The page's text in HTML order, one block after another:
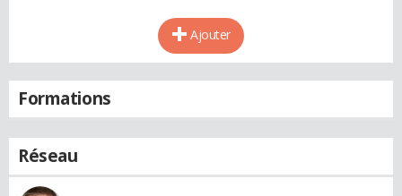
Ajouter
Formations
Réseau